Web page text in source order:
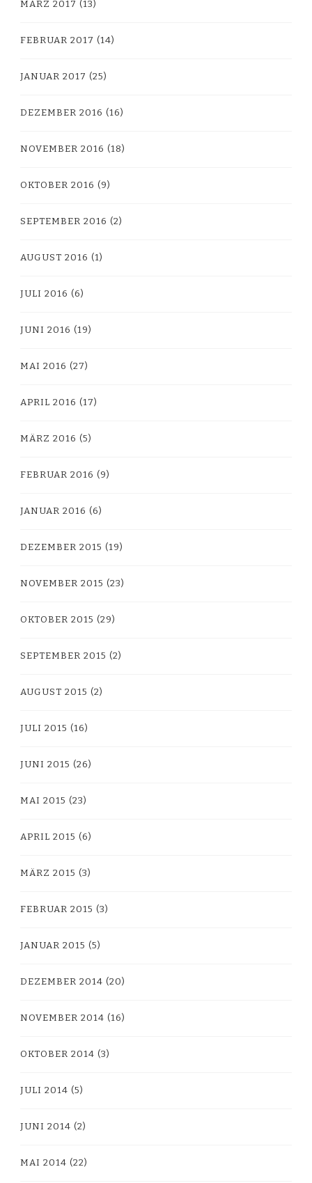
MÄRZ 2017 (13)
FEBRUAR 2017 (14)
JANUAR 2017 (25)
DEZEMBER 2016 (16)
NOVEMBER 2016 (18)
OKTOBER 2016 (9)
SEPTEMBER 2016 (2)
AUGUST 2016 (1)
JULI 2016 (6)
JUNI 2016 (19)
MAI 2016 (27)
APRIL 2016 (17)
MÄRZ 2016 (5)
FEBRUAR 2016 (9)
JANUAR 2016 (6)
DEZEMBER 2015 (19)
NOVEMBER 2015 (23)
OKTOBER 2015 (29)
SEPTEMBER 2015 (2)
AUGUST 2015 (2)
JULI 2015 (16)
JUNI 2015 (26)
MAI 2015 (23)
APRIL 2015 (6)
MÄRZ 2015 (3)
FEBRUAR 2015 (3)
JANUAR 2015 (5)
DEZEMBER 2014 (20)
NOVEMBER 2014 (16)
OKTOBER 2014 (3)
JULI 2014 (5)
JUNI 2014 (2)
MAI 2014 (22)